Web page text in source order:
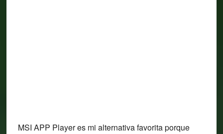
MSI APP Player es mi alternativa favorita porque